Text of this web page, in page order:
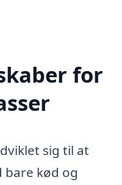
for
sig til at
bare kød og